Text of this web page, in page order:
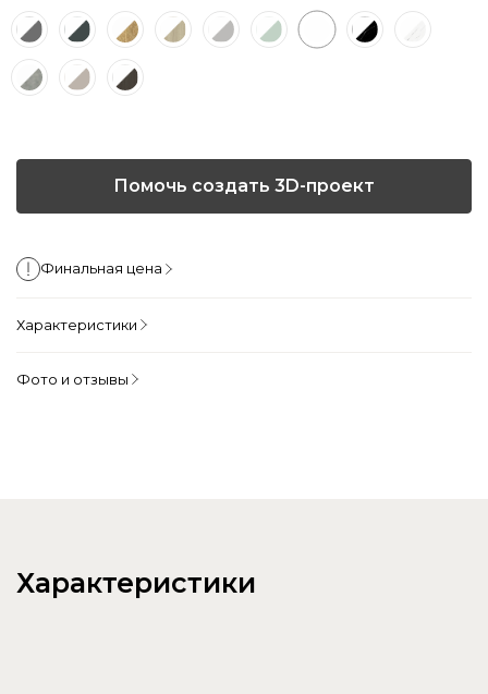
Помочь создать 3D-проект
Финальная цена
Характеристики
Фото и отзывы
Характеристики